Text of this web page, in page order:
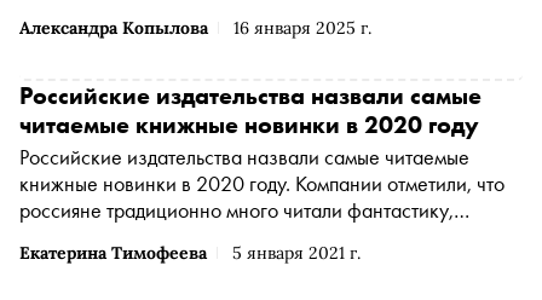
Александра Копылова 16 января 2025 г.
Екатерина Тимофеева 5 января 2021 г.
Российские издательства назвали самые
читаемые книжные новинки в 2020 году
Российские издательства назвали самые читаемые
книжные новинки в 2020 году. Компании отметили, что
россияне традиционно много читали фантастику,
— интерес к детективам и триллерам, а также детской